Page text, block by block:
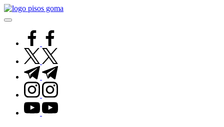
Saltar
al
facebook.com
twitter.com
t.me
instagram.com
youtube.com